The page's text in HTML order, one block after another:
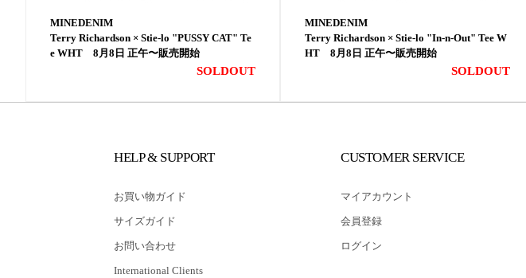
MINEDENIM
Terry Richardson × Stie-lo "PUSSY CAT" Te
e WHT 8月8日 正午〜販売開始
SOLDOUT
MINEDENIM
Terry Richardson × Stie-lo "In-n-Out" Tee W
HT 8月8日 正午〜販売開始
SOLDOUT
HELP & SUPPORT
お買い物ガイド
サイズガイド
お問い合わせ
International Clients
CUSTOMER SERVICE
マイアカウント
会員登録
ログイン